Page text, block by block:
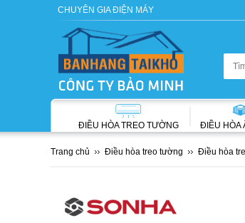
CHUYÊN GIA ĐIỆN MÁY
ĐIỀU HÒA TREO TƯỜNG ĐIỀU HÒA
Trang chủ Điều hòa treo tường Điều hòa